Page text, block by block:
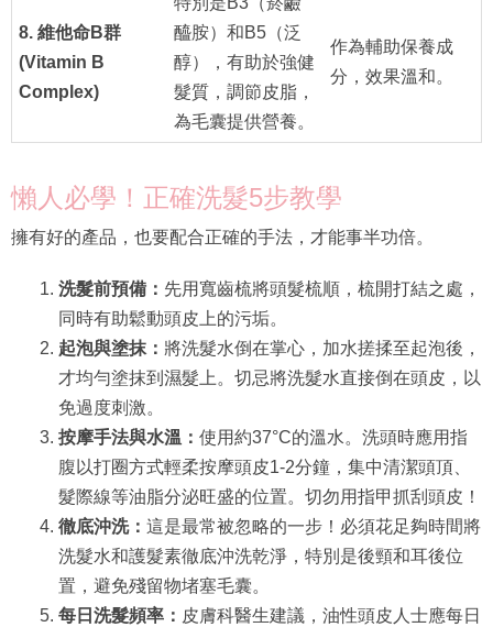
8. 維他命B群
(Vitamin B
Complex)
醯胺）和B5（泛
醇），有助於強健
髮質，調節皮脂，
為毛囊提供營養。
作為輔助保養成
分，效果溫和。
懶人必學！正確洗髮5步教學
擁有好的產品，也要配合正確的手法，才能事半功倍。
洗髮前預備： 先用寬齒梳將頭髮梳順，梳開打結之處，
同時有助鬆動頭皮上的污垢。
起泡與塗抹： 將洗髮水倒在掌心，加水搓揉至起泡後，
才均勻塗抹到濕髮上。切忌將洗髮水直接倒在頭皮，以
免過度刺激。
按摩手法與水溫： 使用約37°C的溫水。洗頭時應用指
腹以打圈方式輕柔按摩頭皮1-2分鐘，集中清潔頭頂、
髮際線等油脂分泌旺盛的位置。切勿用指甲抓刮頭皮！
徹底沖洗： 這是最常被忽略的一步！必須花足夠時間將
洗髮水和護髮素徹底沖洗乾淨，特別是後頸和耳後位
置，避免殘留物堵塞毛囊。
每日洗髮頻率： 皮膚科醫生建議，油性頭皮人士應每日